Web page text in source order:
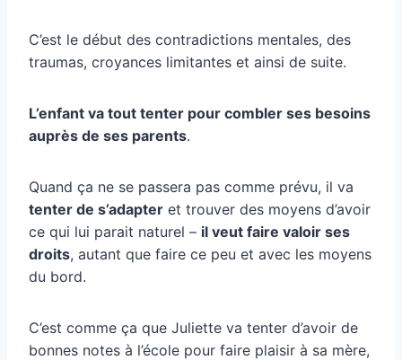
C’est le début des contradictions mentales, des
traumas, croyances limitantes et ainsi de suite.
L’enfant va tout tenter pour combler ses besoins
auprès de ses parents.
Quand ça ne se passera pas comme prévu, il va
tenter de s’adapter et trouver des moyens d’avoir
ce qui lui parait naturel – il veut faire valoir ses
droits, autant que faire ce peu et avec les moyens
du bord.
C’est comme ça que Juliette va tenter d’avoir de
bonnes notes à l’école pour faire plaisir à sa mère,